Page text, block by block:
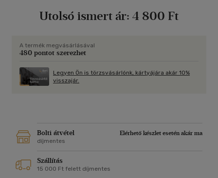
a felvételek és koncertek elemzése kapcsán nem kizárólag
Szabados zenéje nemcsak önmagában érdekes; lételméleti
szembenézésre készteti az arra nyitott, fogékony embert.
méltó folytatása a szabadosi életmű - "egész-sége",
fölmutatott mélysége és magassága páratlan az utóbbi fél
meg az olvasót, mint Bert Noglik, Nemanja Sovtic, Kodolányi
Gyula, Binder Károly vagy Pozsár Máté.
Utolsó ismert ár: 4 800 Ft
A termék megvásárlásával
480 pontot szerezhet
Legyen Ön is törzsvásárlónk, kártyájára akár 10%
visszajár.
Bolti átvétel
Elérhető készlet esetén akár ma
díjmentes
Szállítás
15 000 Ft felett díjmentes